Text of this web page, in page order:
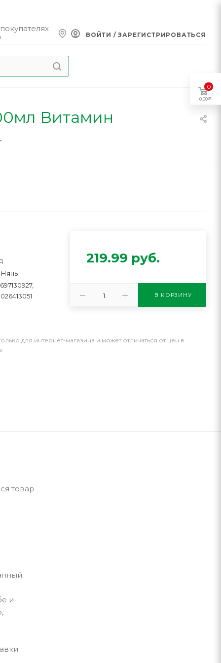
ВОЙТИ / ЗАРЕГИСТРИРОВАТЬСЯ
Витамин
219.99 руб.
В КОРЗИНУ
для интернет-магазина и может отличаться от цен в
товар
и
0
0,00